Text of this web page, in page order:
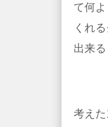
て何
くれ
出来る
考え